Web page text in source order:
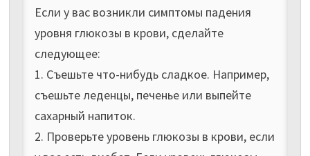
Если у вас возникли симптомы падения
уровня глюкозы в крови, сделайте
следующее:
1. Съешьте что-нибудь сладкое. Например,
съешьте леденцы, печенье или выпейте
сахарный напиток.
2. Проверьте уровень глюкозы в крови, если